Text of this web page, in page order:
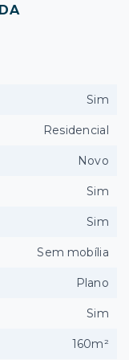
Sim
Residencial
Novo
Sim
Sim
Sem mobília
Plano
Sim
160m²